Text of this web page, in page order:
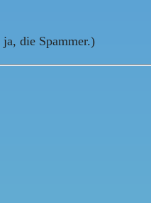
die Spammer.)